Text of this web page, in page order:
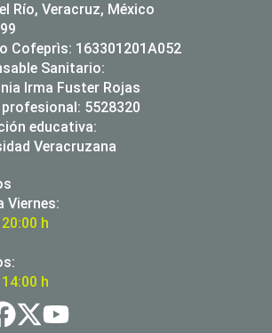
Río, Veracruz, México
Cofeprìs: 163301201A052
Sanitario:
Irma Fuster Rojas
profesional: 5528320
educativa:
Veracruzana
Viernes:
h
h